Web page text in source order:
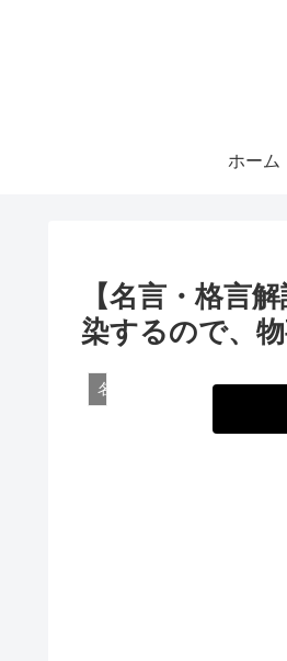
ホーム
【名言・格言
染するので、
名言・格言